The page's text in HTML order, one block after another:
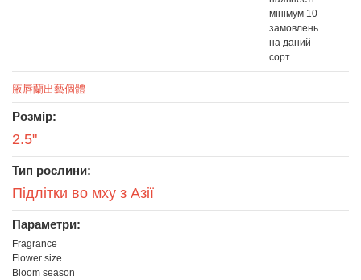
мінімум 10
замовлень
на даний
сорт.
腋唇蘭出藝個體
Розмір:
2.5"
Тип рослини:
Підлітки во мху з Азії
Параметри:
Fragrance
Flower size
Bloom season